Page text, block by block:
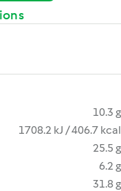
10.3 g
1708.2 kJ / 406.7 kcal
25.5 g
6.2 g
31.8 g